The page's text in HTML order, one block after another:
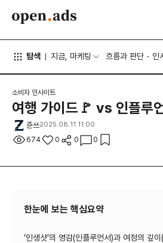
탐색 지금, 마케팅 흐름과 판단 인
소비자 인사이트
여행 가이드🚩 vs 인플루
쥰쓰2025.08.11 11:00
674 0 0 0
한눈에 보는 핵심요약
‘인생샷’의 영감(인플루언서)과 여정의 깊